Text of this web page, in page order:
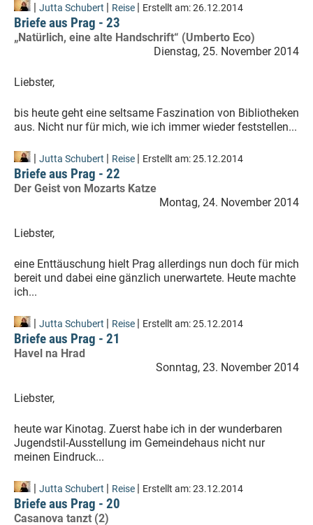
| Jutta Schubert | Reise | Erstellt am:26.12.2014
Briefe aus Prag - 23
„Natürlich, eine alte Handschrift“ (Umberto Eco)
Dienstag, 25. November 2014
Liebster,
bis heute geht eine seltsame Faszination von Bibliotheken
aus. Nicht nur für mich, wie ich immer wieder feststellen...
| Jutta Schubert | Reise | Erstellt am:25.12.2014
Briefe aus Prag - 22
Der Geist von Mozarts Katze
Montag, 24. November 2014
Liebster,
eine Enttäuschung hielt Prag allerdings nun doch für mich
bereit und dabei eine gänzlich unerwartete. Heute machte
ich...
| Jutta Schubert | Reise | Erstellt am:25.12.2014
Briefe aus Prag - 21
Havel na Hrad
Sonntag, 23. November 2014
Liebster,
heute war Kinotag. Zuerst habe ich in der wunderbaren
Jugendstil-Ausstellung im Gemeindehaus nicht nur
meinen Eindruck...
| Jutta Schubert | Reise | Erstellt am:23.12.2014
Briefe aus Prag - 20
Casanova tanzt (2)